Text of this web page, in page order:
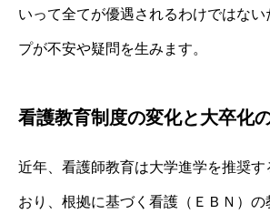
いって全てが優遇されるわけではない
プが不安や疑問を生みます。
看護教育制度の変化と大卒化
近年、看護師教育は大学進学を推奨す
おり、根拠に基づく看護（ＥＢＮ）